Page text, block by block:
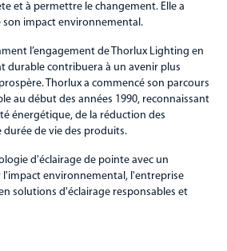
et à permettre le changement. Elle a
impact environnemental.
l’engagement de Thorlux Lighting en
durable contribuera à un avenir plus
Thorlux a commencé son parcours
au début des années 1990, reconnaissant
énergétique, de la réduction des
durée de vie des produits.
d'éclairage de pointe avec un
environnemental, l'entreprise
solutions d'éclairage responsables et